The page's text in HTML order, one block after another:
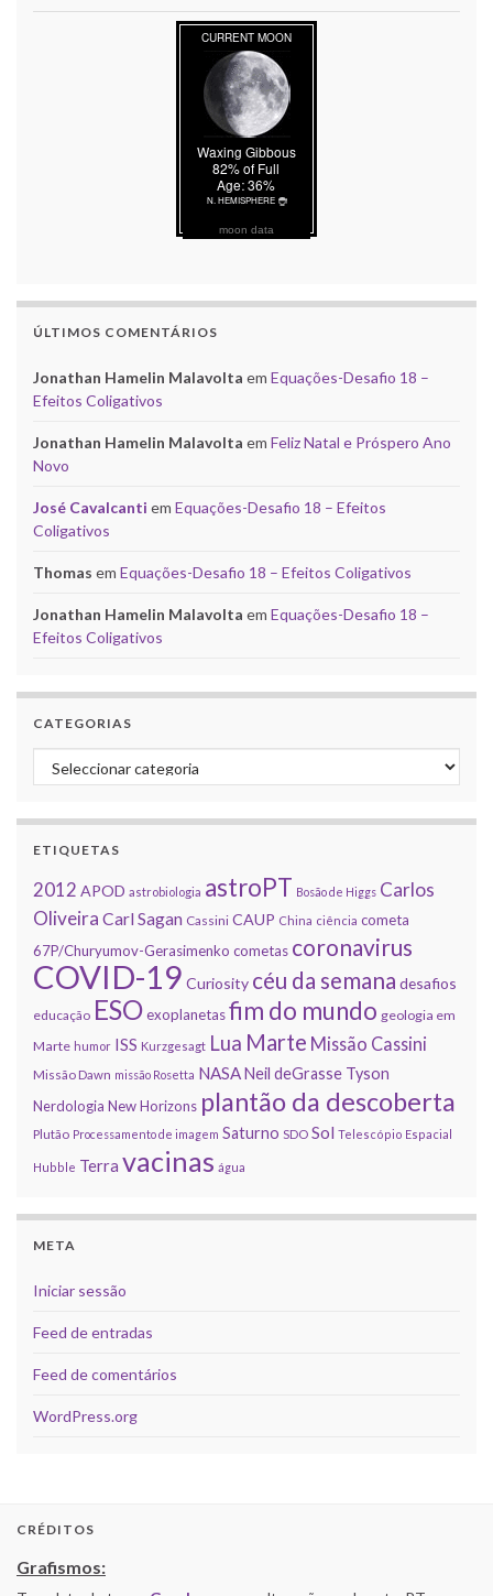
moon data
ÚLTIMOS COMENTÁRIOS
Jonathan Hamelin Malavolta em Equações-Desafio 18 –
Efeitos Coligativos
Jonathan Hamelin Malavolta em Feliz Natal e Próspero Ano
Novo
José Cavalcanti em Equações-Desafio 18 – Efeitos
Coligativos
Thomas em Equações-Desafio 18 – Efeitos Coligativos
Jonathan Hamelin Malavolta em Equações-Desafio 18 –
Efeitos Coligativos
CATEGORIAS
Categorias
ETIQUETAS
2012 APOD astrobiologia astroPT Bosão de Higgs Carlos
Oliveira Carl Sagan Cassini CAUP China ciência cometa
67P/Churyumov-Gerasimenko cometas coronavirus
COVID-19 Curiosity céu da semana desafios
educação ESOexoplanetasfim do mundo geologia em
Marte humor ISS Kurzgesagt Lua Marte Missão Cassini
Missão Dawn missão Rosetta NASANeil deGrasse Tyson
Nerdologia New Horizons plantão da descoberta
Plutão Processamento de imagem Saturno SDO Sol Telescópio Espacial
Hubble Terra vacinas água
META
Iniciar sessão
Feed de entradas
Feed de comentários
WordPress.org
CRÉDITOS
Grafismos: